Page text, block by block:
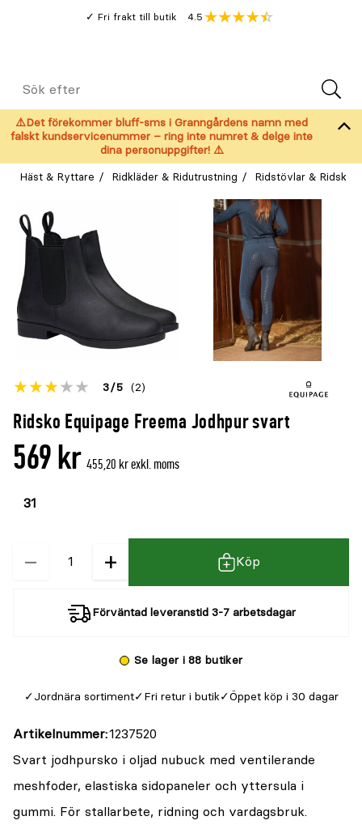
Fri frakt till butik
Genomsnitt
4.5
Meny
Sök
efter
⚠️Det förekommer bluff-sms i Granngårdens namn med
falskt kundservicenummer – ring inte numret & delge inte
dina personuppgifter! ⚠️
Häst & Ryttare Ridkläder & Ridutrustning Ridstövlar & Ridskor
Ridsko Equipage Freema Jodhpur svart
Betyget
denna
3 5 (2)
Öppna
recensioner
569 kr 455,20 kr exkl. moms
−
Kvantitet + Köp
Förväntad leveranstid 3-7 arbetsdagar
Se lager i 88 butiker
Jordnära sortiment Fri retur i butik Öppet köp i 30 dagar
Artikelnummer 1237520
Svart jodhpursko i oljad nubuck med ventilerande
meshfoder, elastiska sidopaneler och yttersula i
gummi. För stallarbete, ridning och vardagsbruk.